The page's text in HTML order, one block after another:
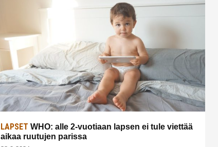
LAPSET WHO: alle 2-vuotiaan lapsen ei tule viettää
aikaa ruutujen parissa